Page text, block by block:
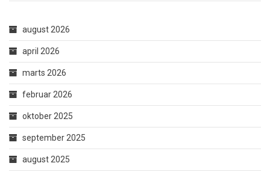
august 2026
april 2026
marts 2026
februar 2026
oktober 2025
september 2025
august 2025